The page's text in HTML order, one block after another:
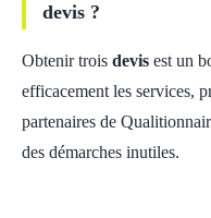
devis ?
Obtenir trois devis est un
efficacement les services,
partenaires de
des démarches inutiles.